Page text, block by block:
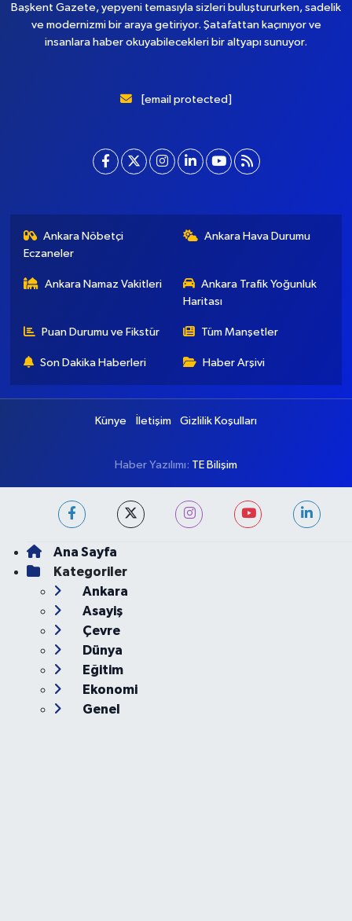
Başkent Gazete, yepyeni temasıyla sizleri buluştururken, sadelik
ve modernizmi bir araya getiriyor. Şatafattan kaçınıyor ve
insanlara haber okuyabilecekleri bir altyapı sunuyor.
[email protected]
Ankara Nöbetçi
Eczaneler
Ankara Hava Durumu
Ankara Namaz Vakitleri
Ankara Trafik Yoğunluk
Haritası
Puan Durumu ve Fikstür Tüm Manşetler
Son Dakika Haberleri Haber Arşivi
Künye İletişim Gizlilik Koşulları
Haber Yazılımı: TE Bilişim
Ana Sayfa
Kategoriler
Ankara
Asayiş
Çevre
Dünya
Eğitim
Ekonomi
Genel